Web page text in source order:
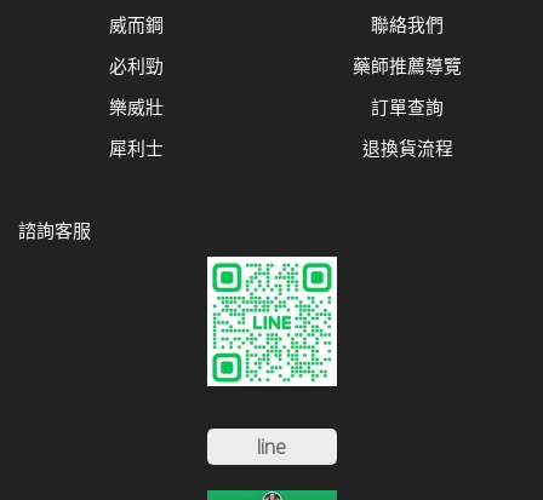
威而鋼
必利勁
樂威壯
犀利士
聯絡我們
藥師推薦導覽
訂單查詢
退換貨流程
諮詢客服
line